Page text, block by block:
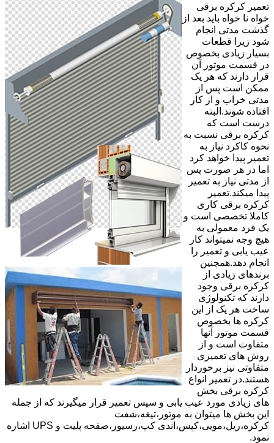
تعمیر کرکره برقی
خواه نا خواه باید بعد از
گذشت مدتی انجام
شود زیرا قطعات
بسیار زیادی بخصوص
در قسمت موتور آن
قرار دارند که هر یک
ممکن است پس از
مدتی خراب و از کار
افتاده شوند.البته
درست است که
کرکره برقی نسبت به
نحوه کاکرد نیاز به
تعمیر پیدا خواهد کرد
اما در هر صورت پس
از مدتی نیاز به تعمیر
پیدا میکند.تعمیر
کرکره برقی کاری
کاملا تخصصی است و
یک فرد معمولی به
هیچ وجه نمیتواند کار
عیب یابی و تعمیر را
انجام دهد.همچنین
برندهای زیادی از
کرکره برقی وجود
دارند که تکنولوژی
ساخت هر یک از این
کرکره ها بخصوص
قسمت موتور آنها
متفاوت است و از
روش های تعمیری
متفاوتی نیز برخوردار
هستند.در تعمیر انواع
کرکره برقی بخش
های زیادی مورد عیب یابی و سپس تعمیر قرار میگیرند که از جمله
این بخش ها میتوان به موتور،تیغه،شفت
کرکره،ریل،مویی،کپس،اندی کپ،رسیور،صفحه پلیت و UPS اشاره
نمود.